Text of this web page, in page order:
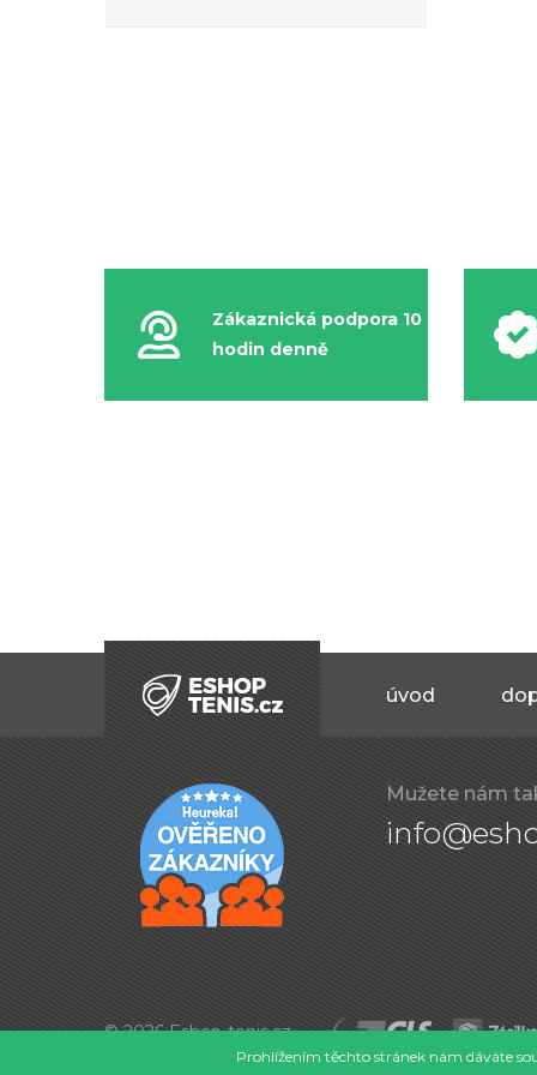
48.5
49
Zákaznická podpora 10
hodin denně
úvod
Mužete nám
© 2026 Eshop-tenis.cz
Prohlížením těchto stránek nám dáváte